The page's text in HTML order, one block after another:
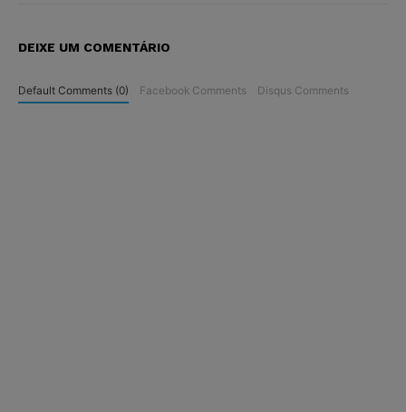
DEIXE UM COMENTÁRIO
Default Comments (0) Facebook Comments Disqus Comments